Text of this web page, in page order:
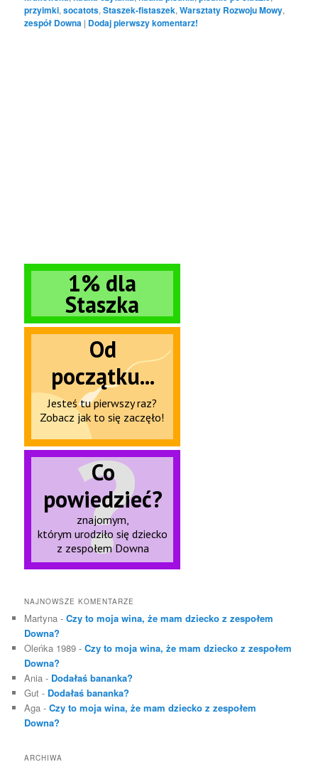
przyimki,socatots,Staszek-fistaszek,Warsztaty Rozwoju Mowy,
zespół Downa | Dodaj pierwszy komentarz!
NAJNOWSZE KOMENTARZE
Martyna -Czy to moja wina, że mam dziecko z zespołem
Downa?
Oleńka 1989 -Czy to moja wina, że mam dziecko z zespołem
Downa?
Ania - Dodałaś bananka?
Gut - Dodałaś bananka?
Aga -Czy to moja wina, że mam dziecko z zespołem
Downa?
ARCHIWA